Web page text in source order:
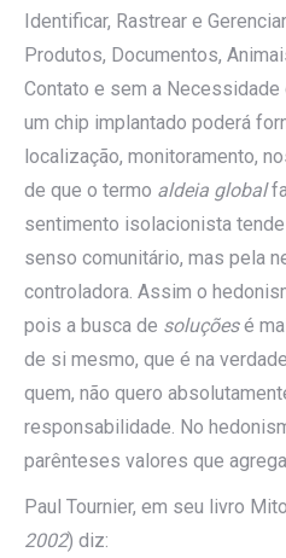
Identificar, Rastrear e
Produtos, Documentos,
Contato e sem a Necessidade
um chip implantado poderá
localização, monitoramento,
de que o termo aldeia global
sentimento isolacionista
senso comunitário, mas pela
controladora. Assim o
pois a busca de soluçõesé
de si mesmo, que é na
quem, não quero
responsabilidade. No
parênteses valores que
Paul Tournier, em seu livro
2002) diz: